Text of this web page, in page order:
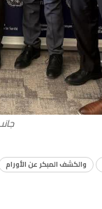
والكشف المبكر عن الأورام